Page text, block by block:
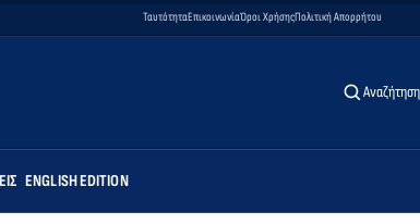
ΤαυτότηταΕπικοινωνίαΌροι ΧρήσηςΠολιτική Απορρήτου
Αναζήτηση
ENGLISH EDITION